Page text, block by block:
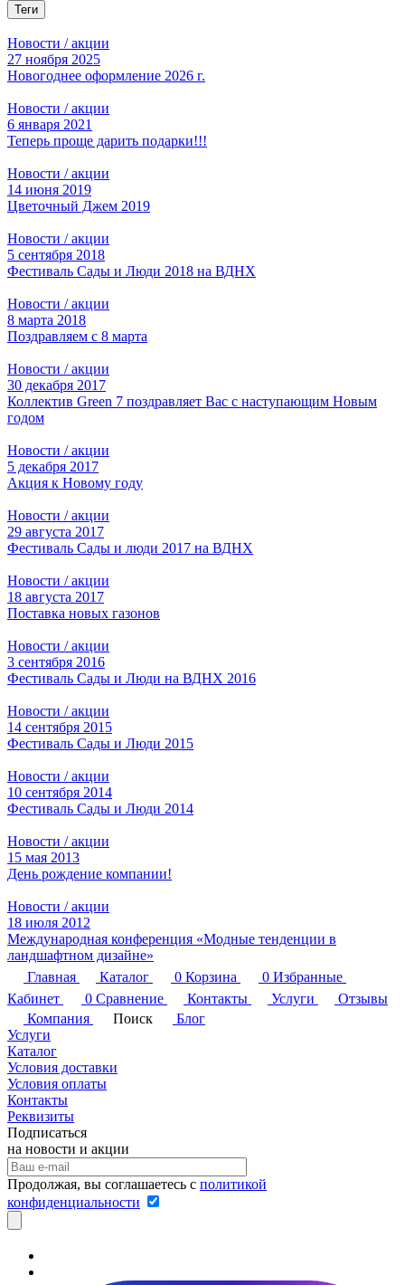
Теги
Новости / акции
27 ноября 2025
Новогоднее оформление 2026 г.
Новости / акции
6 января 2021
Теперь проще дарить подарки!!!
Новости / акции
14 июня 2019
Цветочный Джем 2019
Новости / акции
5 сентября 2018
Фестиваль Сады и Люди 2018 на ВДНХ
Новости / акции
8 марта 2018
Поздравляем с 8 марта
Новости / акции
30 декабря 2017
Коллектив Green 7 поздравляет Вас с наступающим Новым
годом
Новости / акции
5 декабря 2017
Акция к Новому году
Новости / акции
29 августа 2017
Фестиваль Сады и люди 2017 на ВДНХ
Новости / акции
18 августа 2017
Поставка новых газонов
Новости / акции
3 сентября 2016
Фестиваль Сады и Люди на ВДНХ 2016
Новости / акции
14 сентября 2015
Фестиваль Сады и Люди 2015
Новости / акции
10 сентября 2014
Фестиваль Сады и Люди 2014
Новости / акции
15 мая 2013
День рождение компании!
Новости / акции
18 июля 2012
Международная конференция «Модные тенденции в
ландшафтном дизайне»
Главная
Каталог 0 Корзина 0 Избранные
Кабинет
0 Сравнение Контакты Услуги
Отзывы
Компания
Поиск
Блог
Услуги
Каталог
Условия доставки
Условия оплаты
Контакты
Реквизиты
Подписаться
на новости и акции
Продолжая, вы соглашаетесь с политикой
конфиденциальности